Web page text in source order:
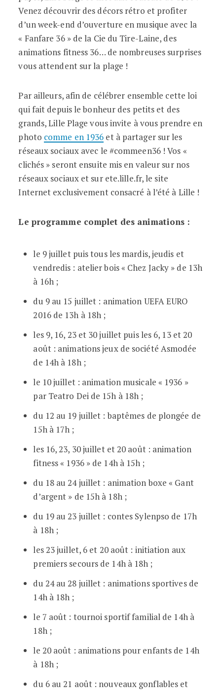
Venez découvrir des décors rétro et profiter
d’un week-end d’ouverture en musique avec la
« Fanfare 36 » de la Cie du Tire-Laine, des
animations fitness 36… de nombreuses surprises
vous attendent sur la plage !
Par ailleurs, afin de célébrer ensemble cette loi
qui fait depuis le bonheur des petits et des
grands, Lille Plage vous invite à vous prendre en
photo comme en 1936 et à partager sur les
réseaux sociaux avec le #commeen36 ! Vos «
clichés » seront ensuite mis en valeur sur nos
réseaux sociaux et sur ete.lille.fr, le site
Internet exclusivement consacré à l’été à Lille !
Le programme complet des animations :
le 9 juillet puis tous les mardis, jeudis et
vendredis : atelier bois « Chez Jacky » de 13h
à 16h ;
du 9 au 15 juillet : animation UEFA EURO
2016 de 13h à 18h ;
les 9, 16, 23 et 30 juillet puis les 6, 13 et 20
août : animations jeux de société Asmodée
de 14h à 18h ;
le 10 juillet : animation musicale « 1936 »
par Teatro Dei de 15h à 18h ;
du 12 au 19 juillet : baptêmes de plongée de
15h à 17h ;
les 16, 23, 30 juillet et 20 août : animation
fitness « 1936 » de 14h à 15h ;
du 18 au 24 juillet : animation boxe « Gant
d’argent » de 15h à 18h ;
du 19 au 23 juillet : contes Sylenpso de 17h
à 18h ;
les 23 juillet, 6 et 20 août : initiation aux
premiers secours de 14h à 18h ;
du 24 au 28 juillet : animations sportives de
14h à 18h ;
le 7 août : tournoi sportif familial de 14h à
18h ;
le 20 août : animations pour enfants de 14h
à 18h ;
du 6 au 21 août : nouveaux gonflables et